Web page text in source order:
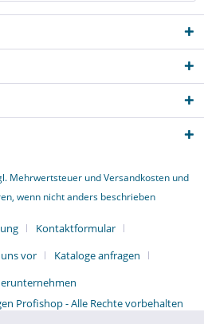
Mehrwertsteuer undVersandkostenund
wenn nicht anders beschrieben
Kontaktformular
vor
Kataloge anfragen
Profishop - Alle Rechte vorbehalten